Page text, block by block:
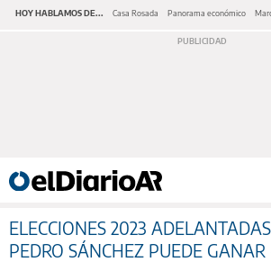
HOY HABLAMOS DE... Casa Rosada Panorama económico
ELECCIONES 2023
PEDRO SÁNCHEZ PUEDE